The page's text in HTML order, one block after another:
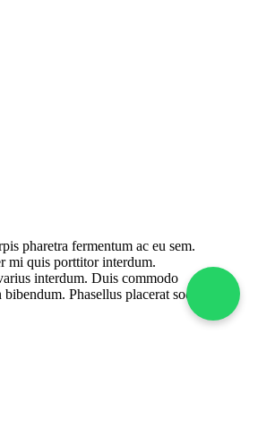
pharetra fermentum ac eu sem.
mi quis porttitor interdum.
interdum. Duis commodo
Phasellus placerat sodales